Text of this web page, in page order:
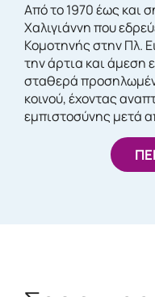
Από το 1970 έως και
Χαλιγιάννη που
Κομοτηνής στην Πλ.
την άρτια και άμεση
σταθερά
κοινού, έχοντας
εμπιστοσύνης μετά